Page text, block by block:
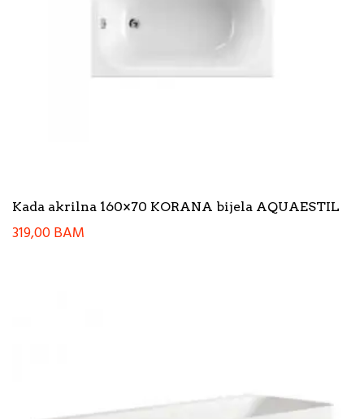
Kada akrilna 160×70 KORANA bijela AQUAESTIL
319,00BAM